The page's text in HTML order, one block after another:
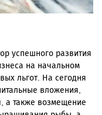
успешного развития
на начальном
льгот. На сегодня
вложения,
а также возмещение